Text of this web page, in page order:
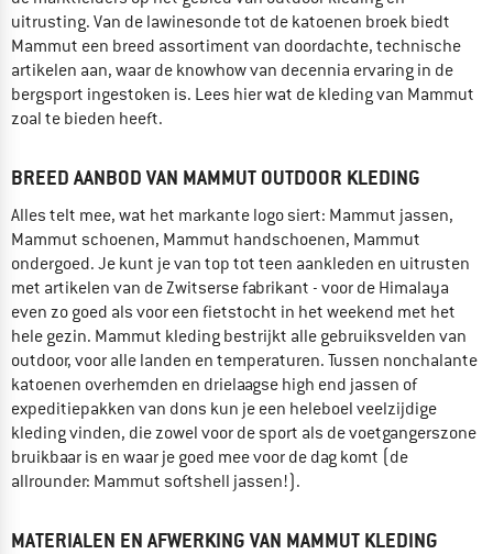
uitrusting. Van de lawinesonde tot de katoenen broek biedt
Mammut een breed assortiment van doordachte, technische
artikelen aan, waar de knowhow van decennia ervaring in de
bergsport ingestoken is. Lees hier wat de kleding van Mammut
zoal te bieden heeft.
BREED AANBOD VAN MAMMUT OUTDOOR KLEDING
Alles telt mee, wat het markante logo siert: Mammut jassen,
Mammut schoenen, Mammut handschoenen, Mammut
ondergoed. Je kunt je van top tot teen aankleden en uitrusten
met artikelen van de Zwitserse fabrikant - voor de Himalaya
even zo goed als voor een fietstocht in het weekend met het
hele gezin. Mammut kleding bestrijkt alle gebruiksvelden van
outdoor, voor alle landen en temperaturen. Tussen nonchalante
katoenen overhemden en drielaagse high end jassen of
expeditiepakken van dons kun je een heleboel veelzijdige
kleding vinden, die zowel voor de sport als de voetgangerszone
bruikbaar is en waar je goed mee voor de dag komt (de
allrounder: Mammut softshell jassen!).
MATERIALEN EN AFWERKING VAN MAMMUT KLEDING